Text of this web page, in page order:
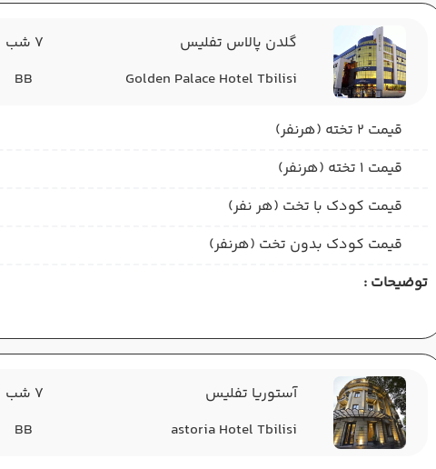
گلدن پالاس تفلیس
Golden Palace Hotel Tbilisi
7 شب
BB
قیمت 2 تخته (هرنفر)
قیمت 1 تخته (هرنفر)
قیمت کودک با تخت (هر نفر)
قیمت کودک بدون تخت (هرنفر)
توضیحات :
آستوریا تفلیس
astoria Hotel Tbilisi
7 شب
BB